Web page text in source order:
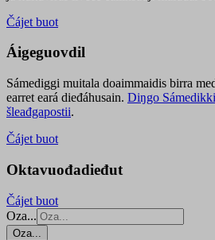
Čájet buot
Áigeguovdil
Sámediggi muitala doaimmaidis birra
earret eará dieđáhusain. Diŋgo
šleađgapostii.
Čájet buot
Oktavuođadieđut
Čájet buot
Oza...
Oza...